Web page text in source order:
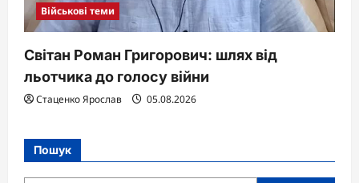
Військові теми
Світан Роман Григорович: шлях від
льотчика до голосу війни
Стаценко Ярослав 05.08.2026
Пошук